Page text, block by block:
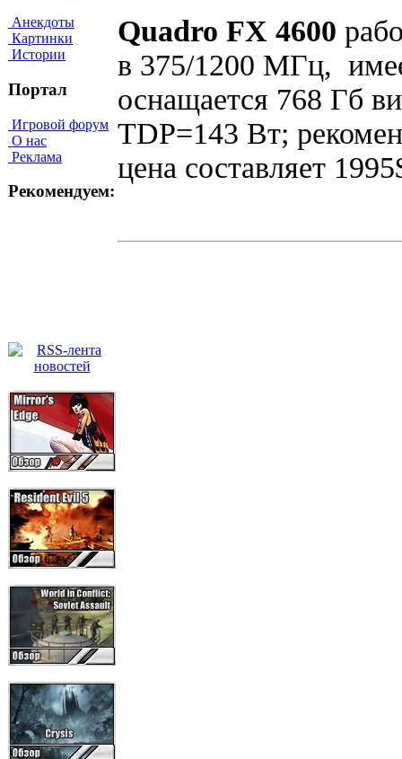
Анекдоты
Картинки
Истории
Портал
Игровой форум
О нас
Реклама
Рекомендуем:
Quadro FX 4600
в 375/1200 МГц,
оснащается 768 Гб
TDP=143 Вт;
цена составляет